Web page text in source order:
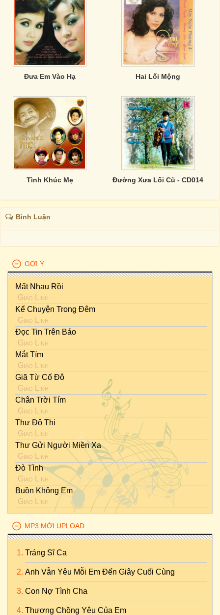
Đưa Em Vào Hạ Hai Lối Mộng
Tình Khúc Mẹ Đường Xưa Lối Cũ - CD014
Bình Luận
GỢI Ý
Mất Nhau Rồi
Giao Linh
Kể Chuyện Trong Đêm
Giao Linh
Đọc Tin Trên Báo
Giao Linh
Mắt Tím
Giao Linh
Giã Từ Cố Đô
Giao Linh
Chân Trời Tím
Giao Linh
Thư Đô Thị
Giao Linh
Thư Gửi Người Miền Xa
Giao Linh
Đò Tình
Giao Linh
Buồn Không Em
Giao Linh
MP3 MỚI UPLOAD
Tráng Sĩ Ca
Anh Vẫn Yêu Mỗi Em Đến Giây Cuối Cùng
Con Nợ Tình Cha
Thương Chồng Yêu Của Em